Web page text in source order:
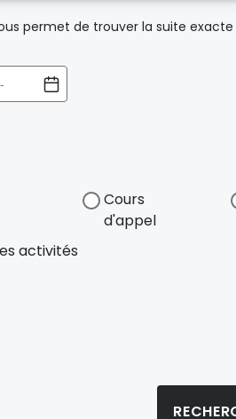
permet de trouver la suite
Cours
d'appel
activités